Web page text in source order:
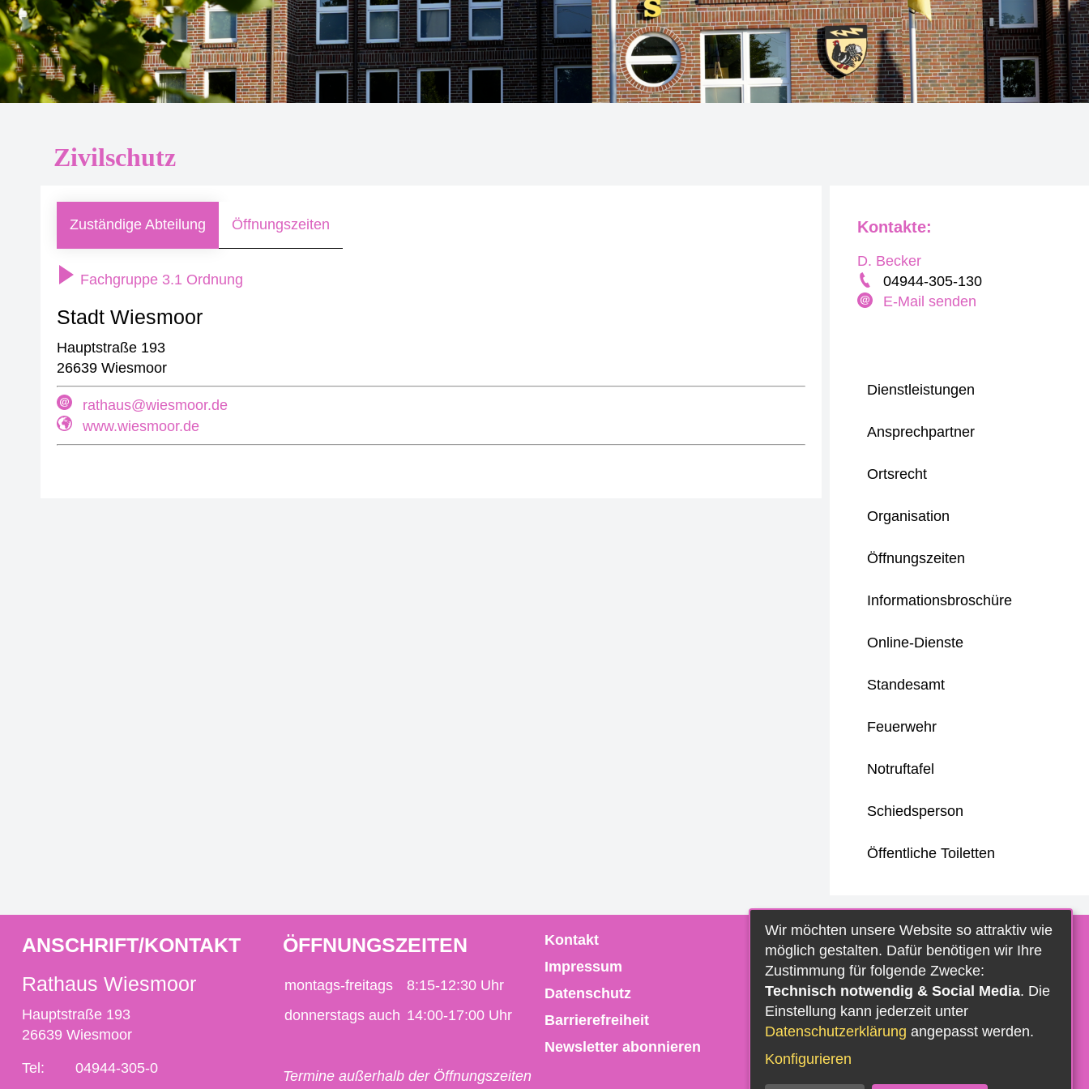
Zivilschutz
Zuständige Abteilung Öffnungszeiten
Fachgruppe 3.1 Ordnung
Stadt Wiesmoor
Hauptstraße 193
26639 Wiesmoor
rathaus@wiesmoor.de
www.wiesmoor.de
Dienstleistungen
Ansprechpartner
Ortsrecht
Organisation
Öffnungszeiten
Informationsbroschüre
Online-Dienste
Standesamt
Feuerwehr
Notruftafel
Schiedsperson
Öffentliche Toiletten
Kontakte:
D. Becker
04944-305-130
E-Mail senden
ANSCHRIFT/KONTAKT
Rathaus Wiesmoor
Hauptstraße 193
26639 Wiesmoor
Tel: 04944-305-0
ÖFFNUNGSZEITEN
montags-freitags
8:15-12:30 Uhr
donnerstags auch 14:00-17:00 Uhr
Termine außerhalb der Öffnungszeiten
Kontakt
Impressum
Datenschutz
Barrierefreiheit
Newsletter abonnieren
Wir möchten unsere Website so attraktiv wie
möglich gestalten. Dafür benötigen wir Ihre
Zustimmung für folgende Zwecke:
Technisch notwendig & Social Media. Die
Einstellung kann jederzeit unter
Datenschutzerklärung angepasst werden.
Konfigurieren